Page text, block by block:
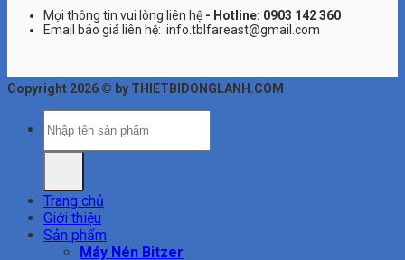
Mọi thông tin vui lòng liên hệ - Hotline: 0903 142 360
Email báo giá liên hệ: info.tblfareast@gmail.com
Copyright 2026 © by THIETBIDONGLANH.COM
kiếm:
Trang chủ
Giới thiệu
Sản phẩm
Máy Nén Bitzer